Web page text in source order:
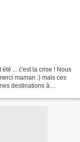
... c'est la crise ! Nous
maman :) mais ces
destinations à